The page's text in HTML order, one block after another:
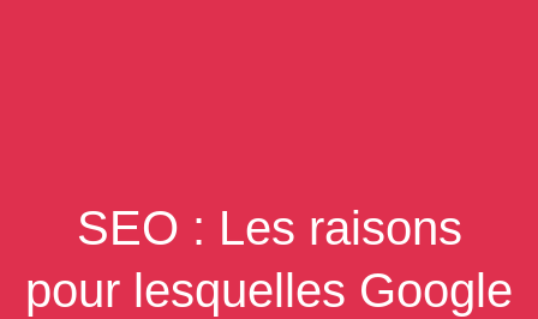
SEO : Les raisons
pour lesquelles Google